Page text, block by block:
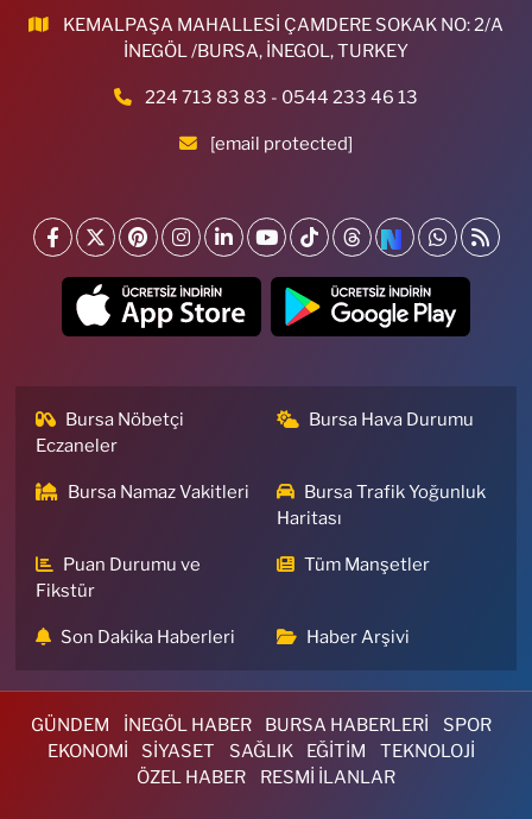
KEMALPAŞA MAHALLESİ ÇAMDERE SOKAK NO: 2/A
İNEGÖL /BURSA, İNEGOL, TURKEY
224 713 83 83 - 0544 233 46 13
[email protected]
Bursa Nöbetçi
Eczaneler
Bursa Hava Durumu
Bursa Namaz Vakitleri
Bursa Trafik Yoğunluk
Haritası
Puan Durumu ve
Fikstür
Tüm Manşetler
Son Dakika Haberleri Haber Arşivi
GÜNDEM İNEGÖL HABER BURSA HABERLERİ
SPOR
EKONOMİ
SİYASET SAĞLIK EĞİTİM
TEKNOLOJİ
ÖZEL HABER
RESMİ İLANLAR